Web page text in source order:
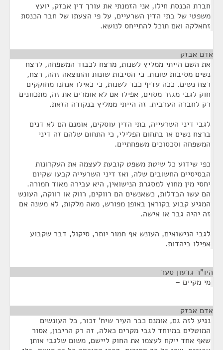
חברת הכנסת חילו, אני הזמנתי את עורך דין אבזק, יועץ
משפטי של בתי הדין השרעיים, על פי הצעתו של חבר הכנסת
זחאלקה ואם תוכל להתייחס לנושא.
אדם אבזק
את השם הייתי ממליץ לשנות, מרצח לכבוד המשפחה, לרצח
נשים מסיבות שונות. כי הסיבות שונות והתוצאה זהה, רצח,
רצח נשים. ככה עדיף כבר לשנות, כי כאילו אנחנו מחוקקים
חוק לגבי מגזר מסוים, אפילו אם לא אומרים את זה, מתכוונים
רק לחברה הערבית. זה הייתי ממליץ בנקודה הזאת.
לגבי דיני השרעייה, בתי הדין עוסקים, אומנם הם לא דנים
ברצח נשים או בתחום הפלילי, כי התחום שלהם זה דיני
המשפחה וסכסוכים משפחתיים.
כפי שידוע כל שיטת משפט קובעת לעצמה את העקרונות
הבסיסיים החשובים שלה, ואז דיני השרעייה קבעו שקיום
יחסי מין מחוץ למסגרת הנישואין, היא עבירה מאוד חמורה.
הם עשו הבדלות, כשאנשים הם רווקים, רווק או רווקה, העונש
המגיע קבוע בקוראן באופן מפורש, מאה מלקות, לא משנה אם
זה יהיה גבר או אישה.
לגבי הנישואים, העונש אף חמור יותר, סיקול, דבר שקבוע
אפילו ביהדות.
היו"ר גדעון סער
מי מקיים –
אדם אבזק
נגיע לזה גם, אומנם כבר העיר שיח' זכור, כל העונשים
המוטלים במיוחד לגבי מקרים כאלה, זה רק הריבון, אסור
שאף אחד ייקח לעצמו את החוק ליישם, משום שלגבי אותן